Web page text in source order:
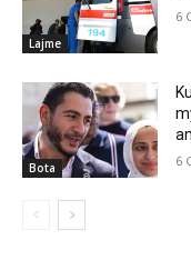
Lajme
6
Bota 6